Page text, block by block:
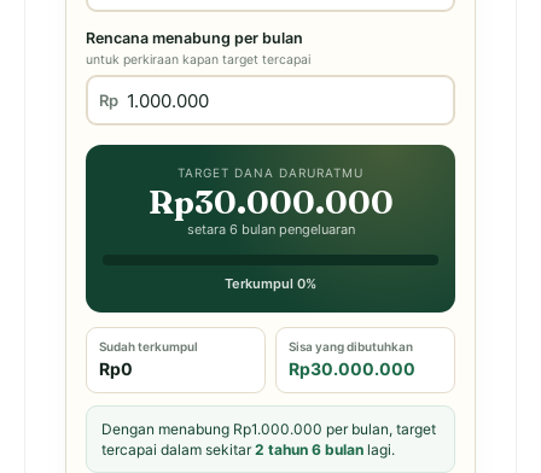
Rencana menabung per bulan
untuk perkiraan kapan target tercapai
Rp
TARGET DANA DARURATMU
Rp30.000.000
setara 6 bulan pengeluaran
Terkumpul 0%
Sudah terkumpul
Rp0
Sisa yang dibutuhkan
Rp30.000.000
Dengan menabung Rp1.000.000 per bulan, target
tercapai dalam sekitar2 tahun 6 bulan lagi.